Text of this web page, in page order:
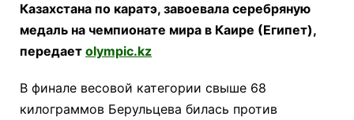
Казахстана по каратэ, завоевала серебряную
медаль на чемпионате мира в Каире (Египет),
передает olympic.kz
В финале весовой категории свыше 68
килограммов Берульцева билась против